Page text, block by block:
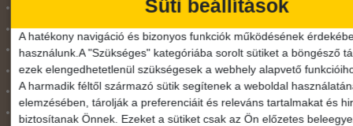
Észak-Afrika
Észak-Amerika
Észak-Európa
Hajóutak
Kelet-Európa
Süti beállítások
A hatékony navigáció és bizonyos funkciók működésének
használunk.A "Szükséges" kategóriába sorolt sütiket a böngésző
ezek elengedhetetlenül szükségesek a webhely alapvető
A harmadik féltől származó sütik segítenek a weboldal
elemzésében, tárolják a preferenciáit és releváns tartalmakat és
biztosítanak Önnek. Ezeket a sütiket csak az Ön előzetes